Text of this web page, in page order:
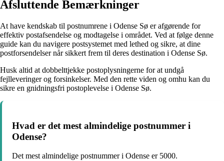
Afsluttende Bemærkninger
At have kendskab til postnumrene i Odense Sø er afgørende for
effektiv postafsendelse og modtagelse i området. Ved at følge denne
guide kan du navigere postsystemet med lethed og sikre, at dine
postforsendelser når sikkert frem til deres destination i Odense Sø.
Husk altid at dobbelttjekke postoplysningerne for at undgå
fejlleveringer og forsinkelser. Med den rette viden og omhu kan du
sikre en gnidningsfri postoplevelse i Odense Sø.
Hvad er det mest almindelige postnummer i
Odense?
Det mest almindelige postnummer i Odense er 5000.